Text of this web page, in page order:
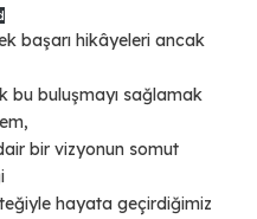
başarı hikâyeleri ancak
bu buluşmayı sağlamak
bir vizyonun somut
hayata geçirdiğimiz